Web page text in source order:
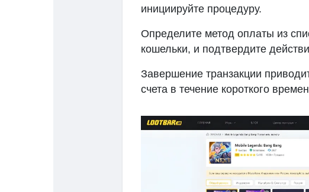
инициируйте процедуру.
Определите метод оплаты из
кошельки, и подтвердите
Завершение транзакции
счета в течение короткого